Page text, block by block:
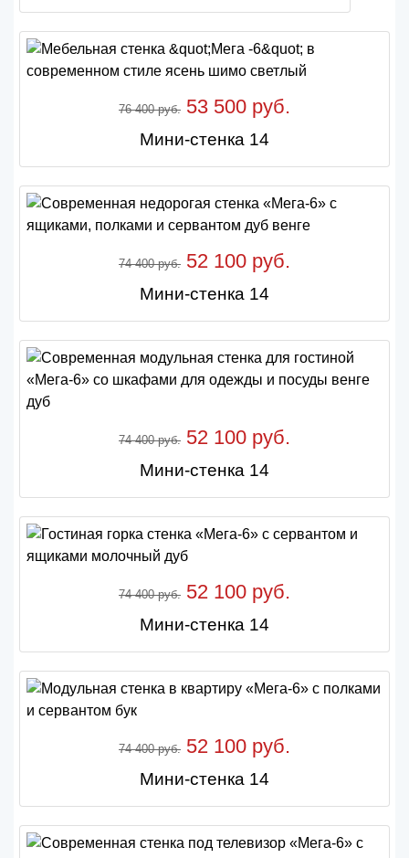
76 400 руб. 53 500 руб.
Мини-стенка 14
74 400 руб. 52 100 руб.
Мини-стенка 14
74 400 руб. 52 100 руб.
Мини-стенка 14
74 400 руб. 52 100 руб.
Мини-стенка 14
74 400 руб. 52 100 руб.
Мини-стенка 14